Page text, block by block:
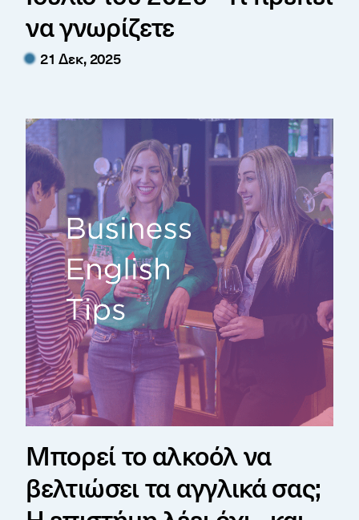
να γνωρίζετε
21 Δεκ, 2025
Μπορεί το αλκοόλ να
βελτιώσει τα αγγλικά σας;